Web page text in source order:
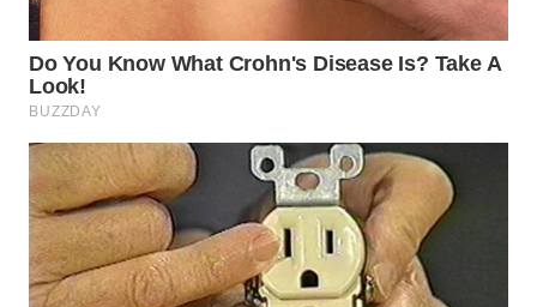
SUMEDANG
WN
CIANJUR
WN
KEPULAUAN
SERIBU